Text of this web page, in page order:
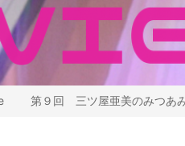
第９回 三ツ屋亜美のみつあ